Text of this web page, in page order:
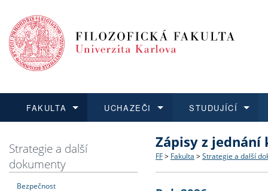
FAKULTA
Dozvědět se více
Struktura a historie
Strategie a další
UCHAZEČI
Podat přihlášku
Co studovat a jak se
Učitelské studijní
STUDUJÍCÍ
Dozvědět se více
Bakalářské a magisterské
Doktorské studium
Dozvědět se více
O vědě a výzkumu na FF
Akademické kvalifikace
Dozvědět se více
Aktuální nabídky a
Vyjíždějící studenti
Strategie a další
dokumenty
Bezpečnost
Zápisy z jednání
FF > Fakulta > Strategie a další